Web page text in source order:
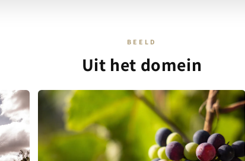
BEELD
Uit het domein